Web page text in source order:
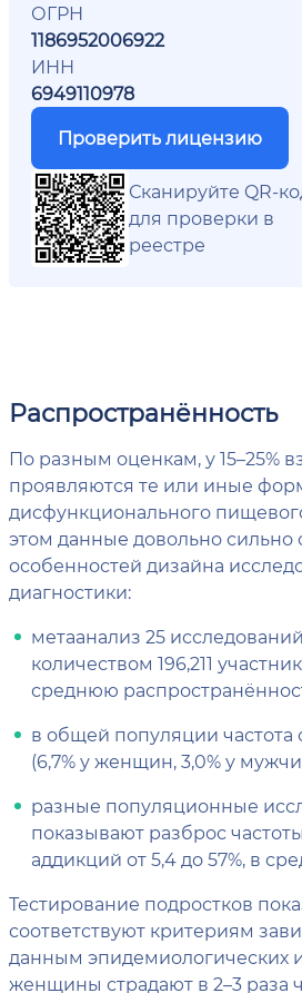
ОГРН
1186952006922
ИНН
6949110978
Проверить лицензию
Сканируйте QR-
для проверки в
реестре
Распространённость
По разным оценкам, у 15–25%
проявляются те или иные
дисфункционального
этом данные довольно сильно
особенностей дизайна
диагностики:
метаанализ 25
количеством 196,211
среднюю
в общей популяции частота
(6,7% у женщин, 3,0% у
разные популяционные
показывают разброс
аддикций от 5,4 до 57%, в
Тестирование подростков
соответствуют критериям
данным эпидемиологических
женщины страдают в 2–3 раза